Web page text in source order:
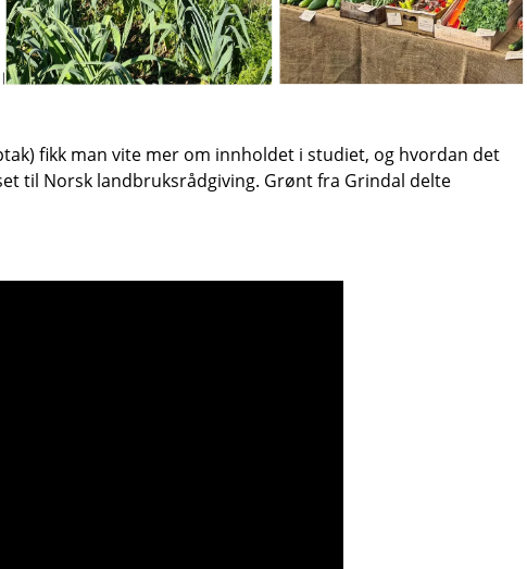
fikk man vite mer om innholdet i studiet, og hvordan det
til Norsk landbruksrådgiving. Grønt fra Grindal delte